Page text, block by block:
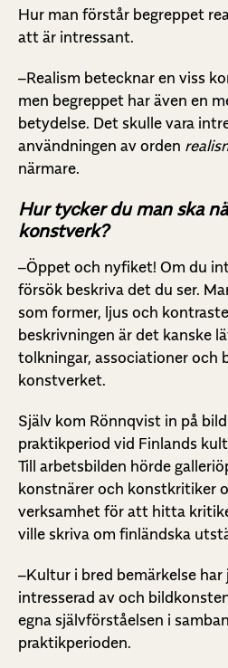
Hur man förstår begreppet
att är intressant.
–Realism betecknar en viss
men begreppet har även en
betydelse. Det skulle vara
användningen av orden
närmare.
Hur tycker du man ska
konstverk?
–Öppet och nyfiket! Om du
försök beskriva det du ser.
som former, ljus och
beskrivningen är det kanske
tolkningar, associationer och
konstverket.
Själv kom Rönnqvist in på
praktikperiod vid Finlands
Till arbetsbilden hörde
konstnärer och konstkritiker
verksamhet för att hitta
ville skriva om finländska
–Kultur i bred bemärkelse
intresserad av och
egna självförståelsen i
praktikperioden.